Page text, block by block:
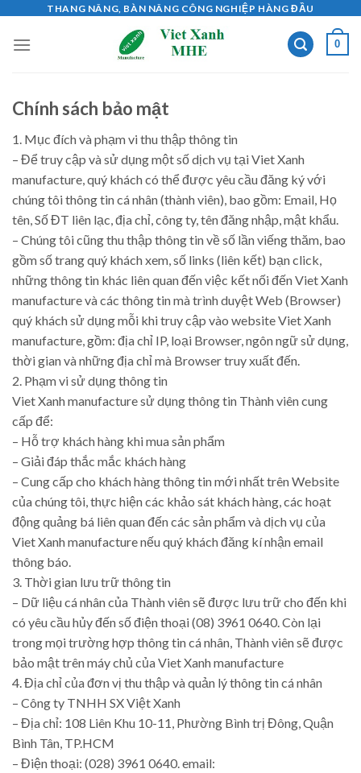
content
THANG NÂNG, BÀN NÂNG CÔNG NGHIỆP HÀNG ĐẦU
0
Chính sách bảo mật
1. Mục đích và phạm vi thu thập thông tin
– Để truy cập và sử dụng một số dịch vụ tại Viet Xanh
manufacture, quý khách có thể được yêu cầu đăng ký với
chúng tôi thông tin cá nhân (thành viên), bao gồm: Email, Họ
tên, Số ĐT liên lạc, địa chỉ, công ty, tên đăng nhập, mật khẩu.
– Chúng tôi cũng thu thập thông tin về số lần viếng thăm, bao
gồm số trang quý khách xem, số links (liên kết) bạn click,
những thông tin khác liên quan đến việc kết nối đến Viet Xanh
manufacture và các thông tin mà trình duyệt Web (Browser)
quý khách sử dụng mỗi khi truy cập vào website Viet Xanh
manufacture, gồm: địa chỉ IP, loại Browser, ngôn ngữ sử dụng,
thời gian và những địa chỉ mà Browser truy xuất đến.
2. Phạm vi sử dụng thông tin
Viet Xanh manufacture sử dụng thông tin Thành viên cung
cấp để:
– Hỗ trợ khách hàng khi mua sản phẩm
– Giải đáp thắc mắc khách hàng
– Cung cấp cho khách hàng thông tin mới nhất trên Website
của chúng tôi, thực hiện các khảo sát khách hàng, các hoạt
động quảng bá liên quan đến các sản phẩm và dịch vụ của
Viet Xanh manufacture nếu quý khách đăng kí nhận email
thông báo.
3. Thời gian lưu trữ thông tin
– Dữ liệu cá nhân của Thành viên sẽ được lưu trữ cho đến khi
có yêu cầu hủy đến số điện thoại (08) 3961 0640. Còn lại
trong mọi trường hợp thông tin cá nhân, Thành viên sẽ được
bảo mật trên máy chủ của Viet Xanh manufacture
4. Địa chỉ của đơn vị thu thập và quản lý thông tin cá nhân
– Công ty TNHH SX Việt Xanh
– Địa chỉ: 108 Liên Khu 10-11, Phường Bình trị Đông, Quận
Bình Tân, TP.HCM
– Điện thoại: (028) 3961 0640. email: